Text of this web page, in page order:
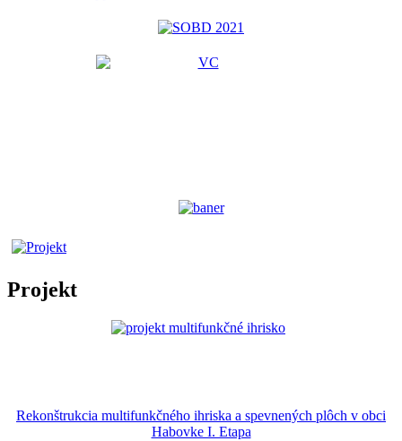
Projekt
Rekonštrukcia multifunkčného ihriska a spevnených plôch v obci
Habovke I. Etapa